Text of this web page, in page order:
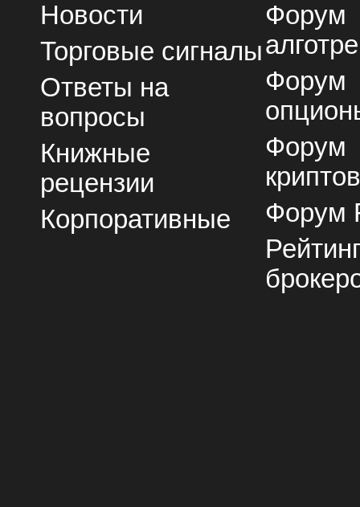
Новости
Торговые сигналы
Ответы на
вопросы
Книжные
рецензии
Корпоративные
Форум
Форум
Форум
Форум